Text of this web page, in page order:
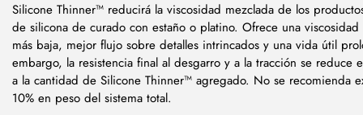
Silicone Thinner™ reducirá la viscosidad mezclada de los
de silicona de curado con estaño o platino. Ofrece una viscosidad
más baja, mejor flujo sobre detalles intrincados y una vida útil
embargo, la resistencia final al desgarro y a la tracción se reduce
a la cantidad de Silicone Thinner™ agregado. No se recomienda
10% en peso del sistema total.